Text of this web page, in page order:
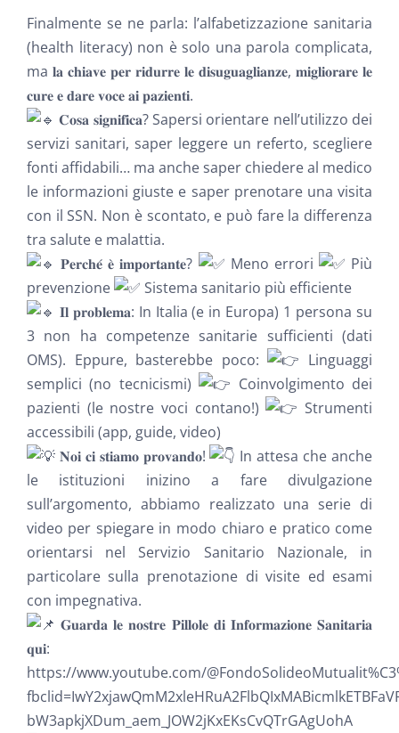
AREA RISERVATA BENEFICIARI
AREA RISERVATA AZIENDE
Finalmente se ne parla: l’alfabetizzazione sanitaria
(health literacy) non è solo una parola complicata,
ma 𝐥𝐚 𝐜𝐡𝐢𝐚𝐯𝐞 𝐩𝐞𝐫 𝐫𝐢𝐝𝐮𝐫𝐫𝐞 𝐥𝐞 𝐝𝐢𝐬𝐮𝐠𝐮𝐚𝐠𝐥𝐢𝐚𝐧𝐳𝐞, 𝐦𝐢𝐠𝐥𝐢𝐨𝐫𝐚𝐫𝐞 𝐥𝐞
𝐜𝐮𝐫𝐞 𝐞 𝐝𝐚𝐫𝐞 𝐯𝐨𝐜𝐞 𝐚𝐢 𝐩𝐚𝐳𝐢𝐞𝐧𝐭𝐢.
𝐂𝐨𝐬𝐚 𝐬𝐢𝐠𝐧𝐢𝐟𝐢𝐜𝐚? Sapersi orientare nell’utilizzo dei
servizi sanitari, saper leggere un referto, scegliere
fonti affidabili… ma anche saper chiedere al medico
le informazioni giuste e saper prenotare una visita
con il SSN. Non è scontato, e può fare la differenza
tra salute e malattia.
𝐏𝐞𝐫𝐜𝐡𝐞́ 𝐞̀ 𝐢𝐦𝐩𝐨𝐫𝐭𝐚𝐧𝐭𝐞?
Meno errori
Più
prevenzione
Sistema sanitario più efficiente
𝐈𝐥 𝐩𝐫𝐨𝐛𝐥𝐞𝐦𝐚: In Italia (e in Europa) 1 persona su
3 non ha competenze sanitarie sufficienti (dati
OMS). Eppure, basterebbe poco:
Linguaggi
semplici (no tecnicismi)
Coinvolgimento dei
pazienti (le nostre voci contano!)
Strumenti
accessibili (app, guide, video)
𝐍𝐨𝐢 𝐜𝐢 𝐬𝐭𝐢𝐚𝐦𝐨 𝐩𝐫𝐨𝐯𝐚𝐧𝐝𝐨!
In attesa che anche
le istituzioni inizino a fare divulgazione
sull’argomento, abbiamo realizzato una serie di
video per spiegare in modo chiaro e pratico come
orientarsi nel Servizio Sanitario Nazionale, in
particolare sulla prenotazione di visite ed esami
con impegnativa.
𝐆𝐮𝐚𝐫𝐝𝐚 𝐥𝐞 𝐧𝐨𝐬𝐭𝐫𝐞 𝐏𝐢𝐥𝐥𝐨𝐥𝐞 𝐝𝐢 𝐈𝐧𝐟𝐨𝐫𝐦𝐚𝐳𝐢𝐨𝐧𝐞 𝐒𝐚𝐧𝐢𝐭𝐚𝐫𝐢𝐚
𝐪𝐮𝐢:
https://www.youtube.com/
bW3apkjXDum_aem_JOW2jKxEKsCvQTrGAgUohA